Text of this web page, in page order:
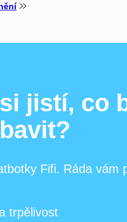
jistí, co
Fifi. Ráda vám
trpělivost